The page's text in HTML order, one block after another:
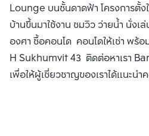
Lounge บนชั้นดาดฟ้า โครงการตั้ง
บ้านขึ้นมาใช้งาน ชมวิว ว่ายน้ำ นั่งเล่
องศา ซื้อคอนโด คอนโดให้เช่า พร้อ
H Sukhumvit 43 ติดต่อหาเรา
เพื่อให้ผู้เชี่ยวชาญของเราได้แนะนำ